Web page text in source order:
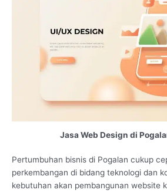
Jasa Web Design di
Pertumbuhan bisnis di Pogalan cukup
perkembangan di bidang teknologi dan
kebutuhan akan pembangunan website